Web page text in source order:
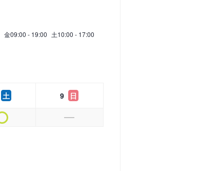
金09:00 - 19:00 土10:00 - 17:00
土 9 日